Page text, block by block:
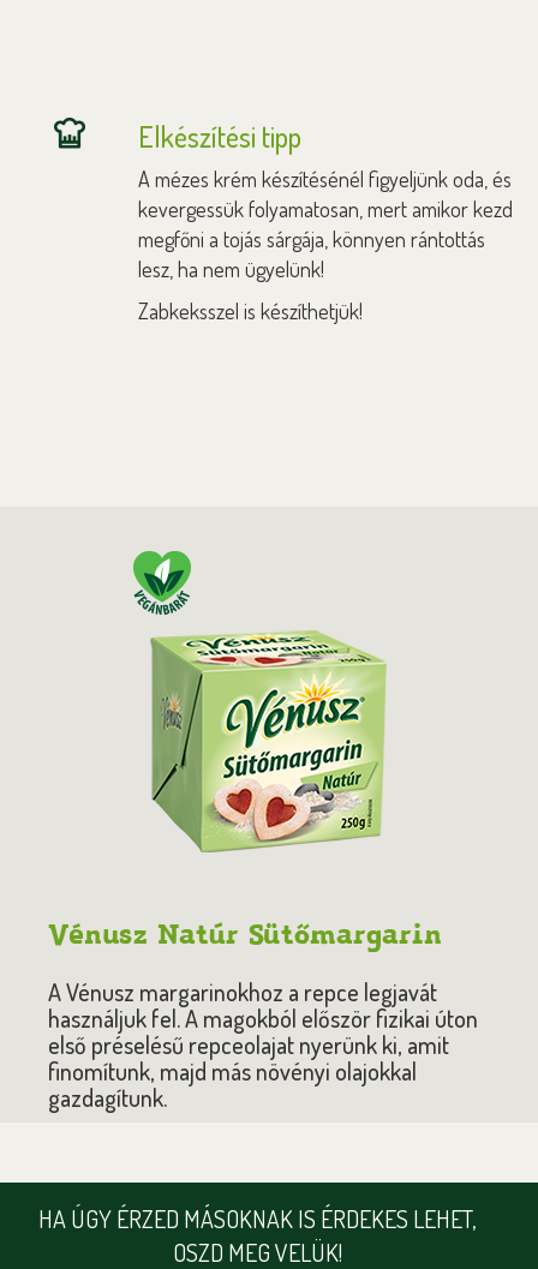
Elkészítési tipp
A mézes krém készítésénél figyeljünk oda, és
kevergessük folyamatosan, mert amikor kezd
megfőni a tojás sárgája, könnyen rántottás
lesz, ha nem ügyelünk!
Zabkeksszel is készíthetjük!
Vénusz Natúr Sütőmargarin
A Vénusz margarinokhoz a repce legjavát
használjuk fel. A magokból először fizikai úton
első préselésű repceolajat nyerünk ki, amit
finomítunk, majd más növényi olajokkal
gazdagítunk.
HA ÚGY ÉRZED MÁSOKNAK IS ÉRDEKES LEHET,
OSZD MEG VELÜK!